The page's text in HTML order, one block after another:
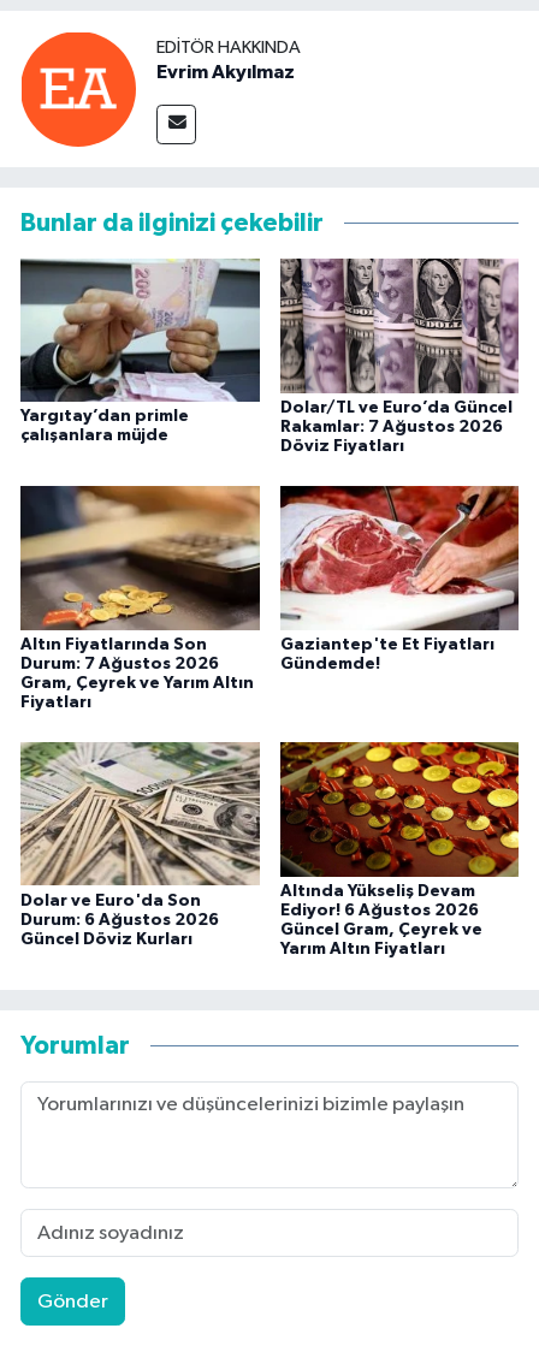
EDITÖR HAKKINDA
Evrim Akyılmaz
Bunlar da ilginizi çekebilir
Yargıtay’dan primle
çalışanlara müjde
Dolar/TL ve Euro’da Güncel
Rakamlar: 7 Ağustos 2026
Döviz Fiyatları
Altın Fiyatlarında Son
Durum: 7 Ağustos 2026
Gram, Çeyrek ve Yarım Altın
Fiyatları
Gaziantep'te Et Fiyatları
Gündemde!
Dolar ve Euro'da Son
Durum: 6 Ağustos 2026
Güncel Döviz Kurları
Altında Yükseliş Devam
Ediyor! 6 Ağustos 2026
Güncel Gram, Çeyrek ve
Yarım Altın Fiyatları
Yorumlar
Gönder